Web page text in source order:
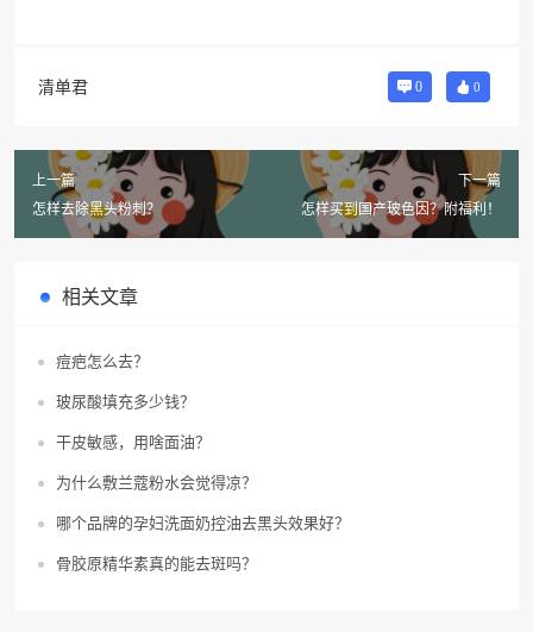
清单君 0 0
上一篇
怎样去除黑头粉刺？
下一篇
怎样买到国产玻色因？附福利！
相关文章
痘疤怎么去？
玻尿酸填充多少钱？
干皮敏感，用啥面油？
为什么敷兰蔻粉水会觉得凉？
哪个品牌的孕妇洗面奶控油去黑头效果好？
骨胶原精华素真的能去斑吗？